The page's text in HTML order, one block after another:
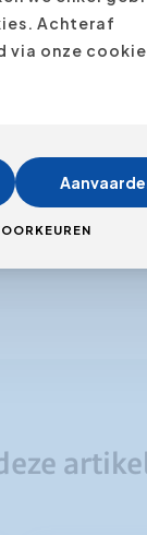
op en beter
hoe gaat
emoties en
werken.
nog tijd
Achteraf
via onze